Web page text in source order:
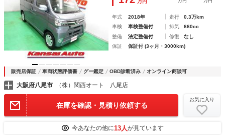
ーフコンソールＢＯＸ バニティミラー万円
年式 2018年 走行
0.3万km
車検
車検整備付 排気
660cc
整備
法定整備付 修復
なし
保証
保証付 (3ヶ月・3000km)
販売店保証 車両状態評価書 グー鑑定 OBD診断済み オンライン商談可
大阪府八尾市 （株）関西オート 八尾店
在庫を確認・見積り依頼する
お気に入り
今あなたの他に13人が見ています